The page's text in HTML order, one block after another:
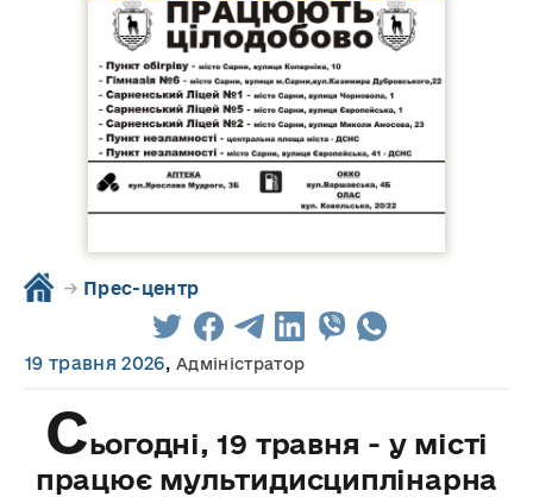
→ Прес-центр
19 травня 2026,Адміністратор
Сьогодні, 19 травня - у місті
працює мультидисциплінарна